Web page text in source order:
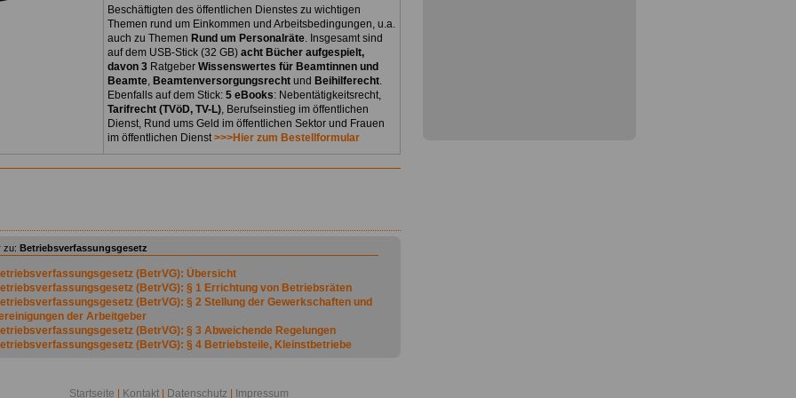
Beschäftigten des öffentlichen Dienstes zu wichtigen
Themen rund um Einkommen und Arbeitsbedingungen, u.a.
auch zu Themen Rund um Personalräte. Insgesamt sind
auf dem USB-Stick (32 GB) acht Bücher aufgespielt,
davon 3 Ratgeber Wissenswertes für Beamtinnen und
Beamte, Beamtenversorgungsrecht und Beihilferecht.
Ebenfalls auf dem Stick: 5 eBooks: Nebentätigkeitsrecht,
Tarifrecht (TVöD, TV-L), Berufseinstieg im öffentlichen
Dienst, Rund ums Geld im öffentlichen Sektor und Frauen
im öffentlichen Dienst>>>Hier zum Bestellformular
zu: Betriebsverfassungsgesetz
(BetrVG): Übersicht
(BetrVG): § 1 Errichtung von Betriebsräten
(BetrVG): § 2 Stellung der Gewerkschaften und
der Arbeitgeber
(BetrVG): § 3 Abweichende Regelungen
(BetrVG): § 4 Betriebsteile, Kleinstbetriebe
(BetrVG): § 7 Wahlberechtigung
Startseite Kontakt Datenschutz Impressum